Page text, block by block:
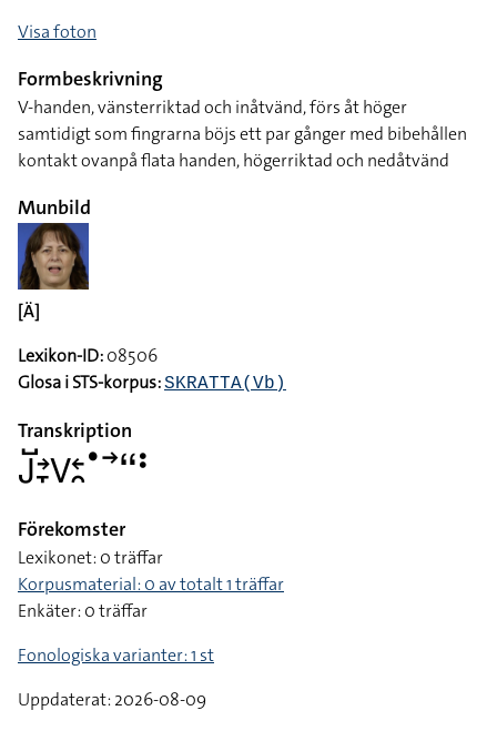
Visa foton
Formbeskrivning
V-handen, vänsterriktad och inåtvänd, förs åt höger
samtidigt som fingrarna böjs ett par gånger med bibehållen
kontakt ovanpå flata handen, högerriktad och nedåtvänd
Munbild
[Ä]
Lexikon-ID:08506
Glosa i STS-korpus:SKRATTA(Vb)
Transkription
􌤢􌤹􌥔􌥙􌤭􌥓􌥘􌤟􌥣􌦨􌥻
Förekomster
Lexikonet: 0 träffar
Korpusmaterial: 0 av totalt 1 träffar
Enkäter: 0 träffar
Fonologiska varianter: 1 st
Uppdaterat: 2026-08-09